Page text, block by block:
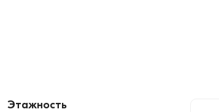
Этажность